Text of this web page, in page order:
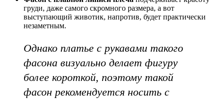
груди, даже самого скромного размера, а вот
выступающий животик, напротив, будет практически
незаметным.
Однако платье с рукавами такого
фасона визуально делает фигуру
более короткой, поэтому такой
фасон рекомендуется носить с